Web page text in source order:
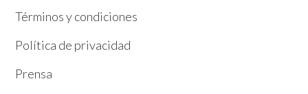
Términos y condiciones
Política de privacidad
Prensa